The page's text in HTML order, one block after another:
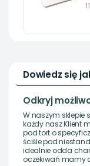
Dowiedz się
Odkryj
W naszym sklepie
każdy nasz Klient
pod tort o
ściśle pod
idealnie odda
oczekiwań mamy